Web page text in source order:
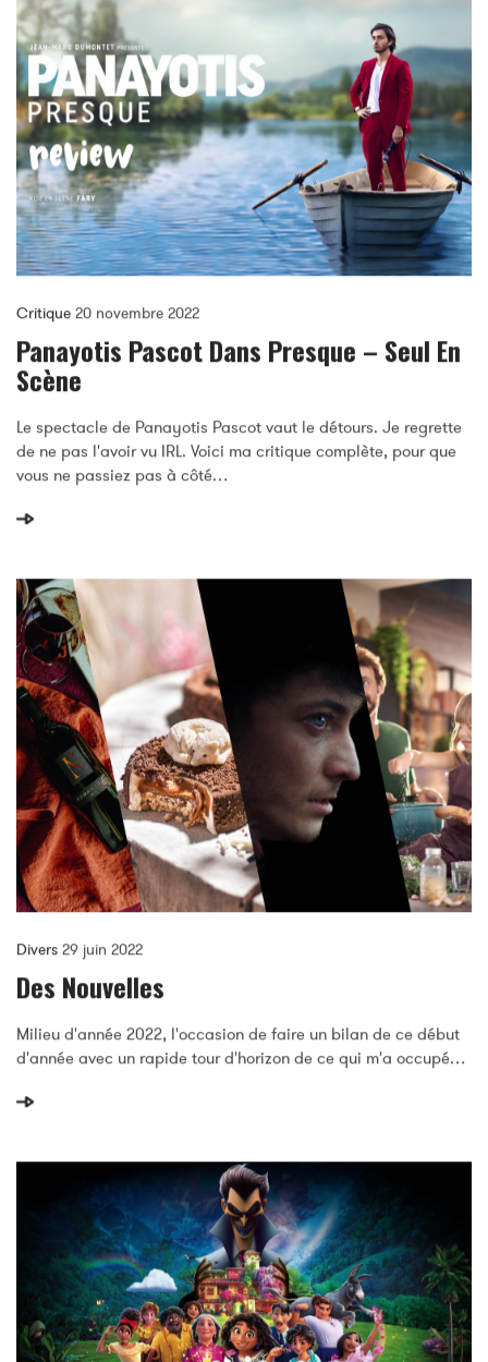
Critique 20 novembre 2022
Panayotis Pascot Dans Presque – Seul En
Scène
Le spectacle de Panayotis Pascot vaut le détours. Je regrette
de ne pas l'avoir vu IRL. Voici ma critique complète, pour que
vous ne passiez pas à côté…
Divers 29 juin 2022
Des Nouvelles
Milieu d'année 2022, l'occasion de faire un bilan de ce début
d'année avec un rapide tour d'horizon de ce qui m'a occupé…